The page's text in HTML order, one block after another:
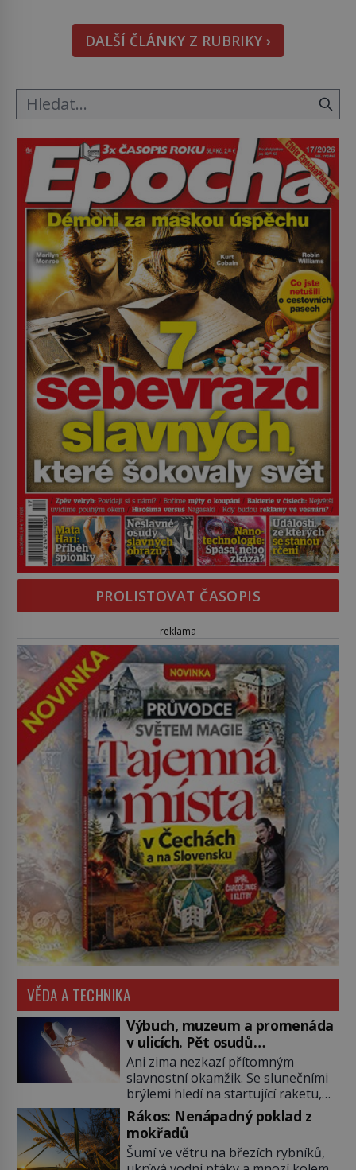
nějakém žít. Mezi ty nejslavnější patří i římské
ghetto založené v roce 1555. Pokud jde o vztah
k Židům, nemá se Řím čím chlubit. […]
DALŠÍ ČLÁNKY Z RUBRIKY ›
PROLISTOVAT ČASOPIS
reklama
VĚDA A TECHNIKA
Výbuch, muzeum a promenáda
v ulicích. Pět osudů
nejslavnějších raketoplánů
Ani zima nezkazí přítomným
slavnostní okamžik. Se slunečními
brýlemi hledí na startující raketu,
která má do vesmíru vynést kromě
posádky také obyčejnou učitelku.
Po několika sekundách všem
ztuhnou úsměvy, stroj totiž
Rákos: Nenápadný poklad z
mokřadů
Šumí ve větru na březích rybníků,